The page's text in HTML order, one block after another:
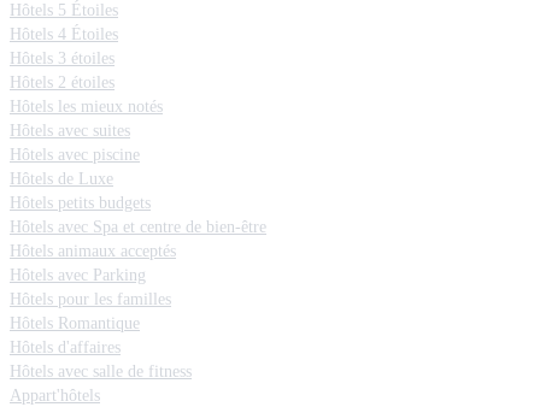
Hôtels 5 Étoiles
Hôtels 4 Étoiles
Hôtels 3 étoiles
Hôtels 2 étoiles
Hôtels les mieux notés
Hôtels avec suites
Hôtels avec piscine
Hôtels de Luxe
Hôtels petits budgets
Hôtels avec Spa et centre de bien-être
Hôtels animaux acceptés
Hôtels avec Parking
Hôtels pour les familles
Hôtels Romantique
Hôtels d'affaires
Hôtels avec salle de fitness
Appart'hôtels